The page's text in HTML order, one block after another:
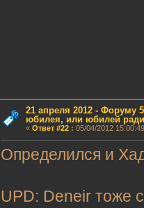
21 апреля 2012 - Форуму
юбилея, или юбилей
« Ответ #22: 05/04/2012
Определился и
UPD: Deneir тоже